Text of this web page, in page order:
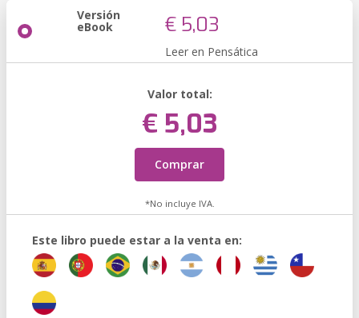
Versión
eBook € 5,03
Leer en Pensática
Valor total:
€ 5,03
Comprar
*No incluye IVA.
Este libro puede estar a la venta en: